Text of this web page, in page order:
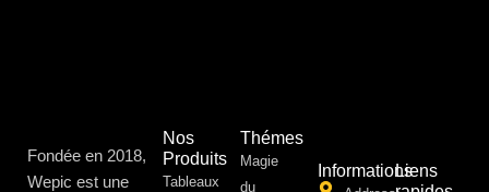
Fondée en 2018,
Wepic est une
Nos
Produits
Tableaux
Thémes
Magie
du
InformationsLiens